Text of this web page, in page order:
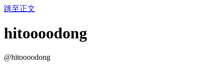
跳至正文
hitoooodong
@hitoooodong